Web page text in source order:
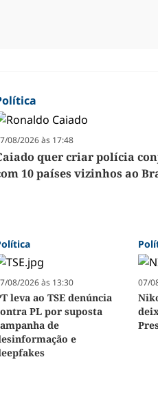
08/2026 às 17:48
quer criar polícia
10 países vizinhos ao
08/2026 às 13:30
leva ao TSE denúncia
PL por suposta
de
e
07/